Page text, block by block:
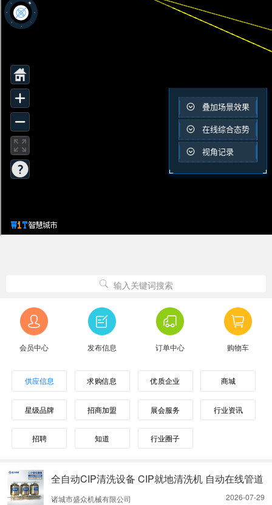
输入关键词搜索
会员中心 发布信息 订单中心 购物车
供应信息 求购信息 优质企业 商城
星级品牌 招商加盟 展会服务 行业资讯
招聘 知道 行业圈子
全自动CIP清洗设备 CIP就地清洗机 自动在线管道
清洗系统
2026-07-29
诸城市盛众机械有限公司